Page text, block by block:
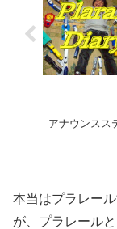
アナウンスス
本当はプラレー
が、プラレール